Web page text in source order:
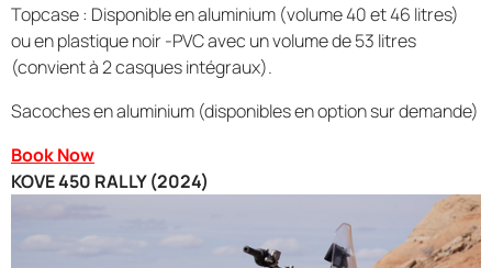
Topcase : Disponible en aluminium (volume 40 et 46 litres)
ou en plastique noir -PVC avec un volume de 53 litres
(convient à 2 casques intégraux).
Sacoches en aluminium (disponibles en option sur demande)
Book Now
KOVE 450 RALLY (2024)